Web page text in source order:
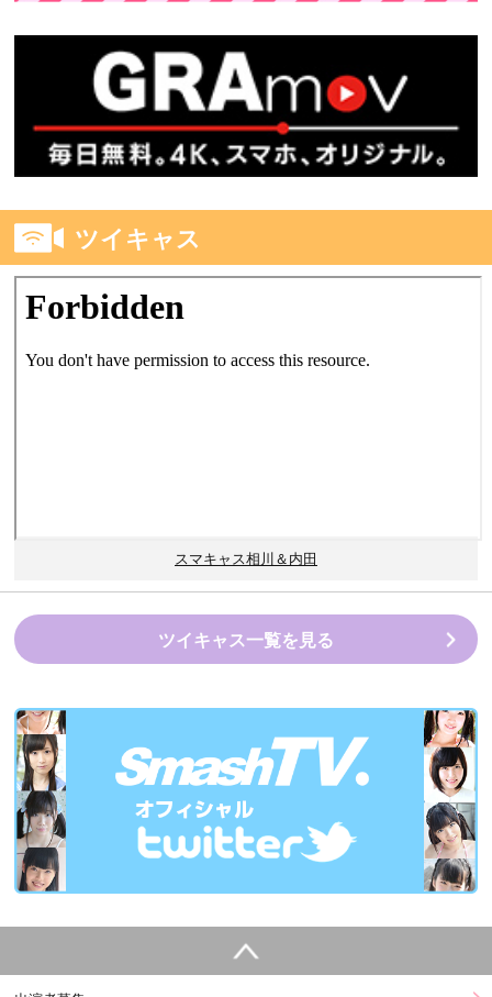
ツイキャス
スマキャス相川＆内田
ツイキャス一覧を見る